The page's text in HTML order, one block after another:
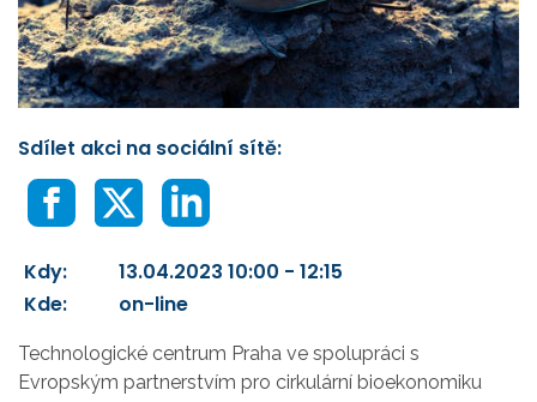
Sdílet akci na sociální sítě:
Kdy:
13.04.2023 10:00 - 12:15
Kde:
on-line
Technologické centrum Praha ve spolupráci s
Evropským partnerstvím pro cirkulární bioekonomiku